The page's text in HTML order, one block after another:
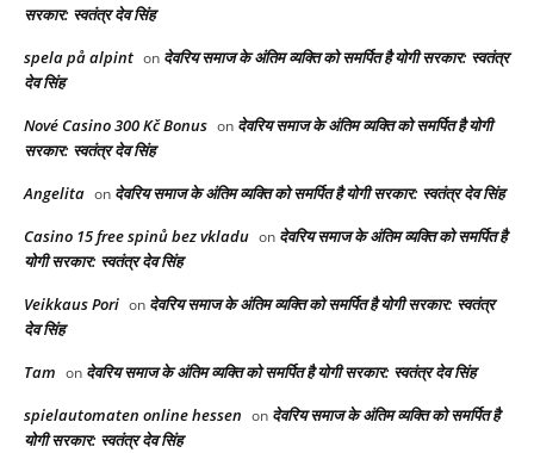
सरकार: स्वतंत्र देव सिंह
spela på alpint on देवरिय समाज के अंतिम व्यक्ति को समर्पित है योगी सरकार: स्वतंत्र
देव सिंह
Nové Casino 300 Kč Bonus on देवरिय समाज के अंतिम व्यक्ति को समर्पित है योगी
सरकार: स्वतंत्र देव सिंह
Angelita on देवरिय समाज के अंतिम व्यक्ति को समर्पित है योगी सरकार: स्वतंत्र देव सिंह
Casino 15 free spinů bez vkladu on देवरिय समाज के अंतिम व्यक्ति को समर्पित है
योगी सरकार: स्वतंत्र देव सिंह
Veikkaus Pori on देवरिय समाज के अंतिम व्यक्ति को समर्पित है योगी सरकार: स्वतंत्र
देव सिंह
Tam on देवरिय समाज के अंतिम व्यक्ति को समर्पित है योगी सरकार: स्वतंत्र देव सिंह
spielautomaten online hessen on देवरिय समाज के अंतिम व्यक्ति को समर्पित है
योगी सरकार: स्वतंत्र देव सिंह